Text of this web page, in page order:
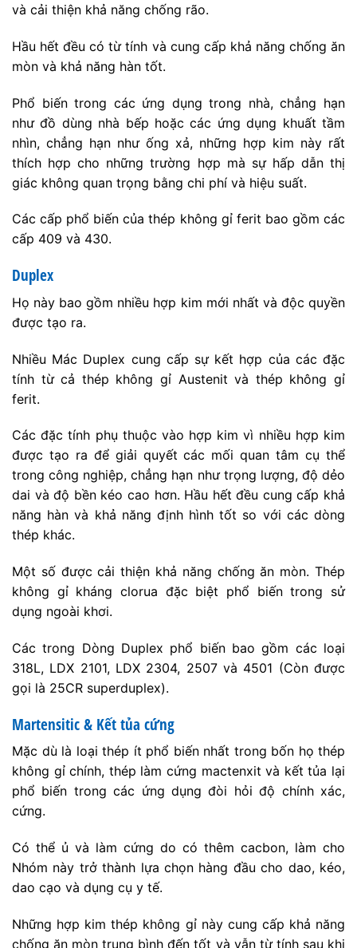
và cải thiện khả năng chống rão.
Hầu hết đều có từ tính và cung cấp khả năng chống ăn
mòn và khả năng hàn tốt.
Phổ biến trong các ứng dụng trong nhà, chẳng hạn
như đồ dùng nhà bếp hoặc các ứng dụng khuất tầm
nhìn, chẳng hạn như ống xả, những hợp kim này rất
thích hợp cho những trường hợp mà sự hấp dẫn thị
giác không quan trọng bằng chi phí và hiệu suất.
Các cấp phổ biến của thép không gỉ ferit bao gồm các
cấp 409 và 430.
Duplex
Họ này bao gồm nhiều hợp kim mới nhất và độc quyền
được tạo ra.
Nhiều Mác Duplex cung cấp sự kết hợp của các đặc
tính từ cả thép không gỉ Austenit và thép không gỉ
ferit.
Các đặc tính phụ thuộc vào hợp kim vì nhiều hợp kim
được tạo ra để giải quyết các mối quan tâm cụ thể
trong công nghiệp, chẳng hạn như trọng lượng, độ dẻo
dai và độ bền kéo cao hơn. Hầu hết đều cung cấp khả
năng hàn và khả năng định hình tốt so với các dòng
thép khác.
Một số được cải thiện khả năng chống ăn mòn. Thép
không gỉ kháng clorua đặc biệt phổ biến trong sử
dụng ngoài khơi.
Các trong Dòng Duplex phổ biến bao gồm các loại
318L, LDX 2101, LDX 2304, 2507 và 4501 (Còn được
gọi là 25CR superduplex).
Martensitic & Kết tủa cứng
Mặc dù là loại thép ít phổ biến nhất trong bốn họ thép
không gỉ chính, thép làm cứng mactenxit và kết tủa lại
phổ biến trong các ứng dụng đòi hỏi độ chính xác,
cứng.
Có thể ủ và làm cứng do có thêm cacbon, làm cho
Nhóm này trở thành lựa chọn hàng đầu cho dao, kéo,
dao cạo và dụng cụ y tế.
Những hợp kim thép không gỉ này cung cấp khả năng
chống ăn mòn trung bình đến tốt và vẫn từ tính sau khi